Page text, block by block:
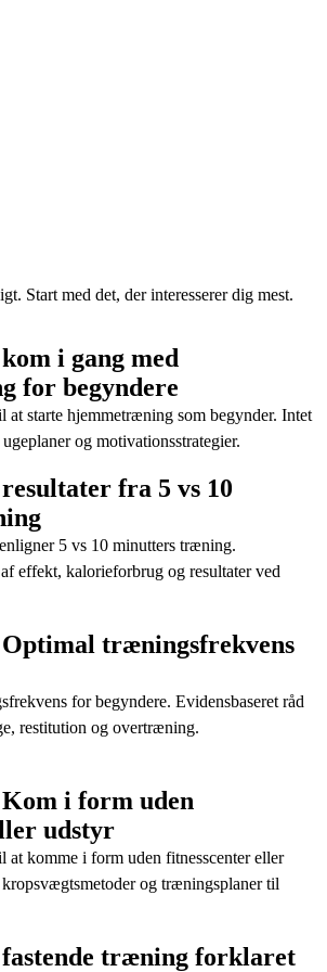
Start med det, der interesserer dig mest.
i gang med
for begyndere
at starte hjemmetræning som begynder. Intet
og motivationsstrategier.
fra 5 vs 10
5 vs 10 minutters træning.
effekt, kalorieforbrug og resultater ved
træningsfrekvens
for begyndere. Evidensbaseret råd
restitution og overtræning.
i form uden
udstyr
at komme i form uden fitnesscenter eller
og træningsplaner til
træning forklaret